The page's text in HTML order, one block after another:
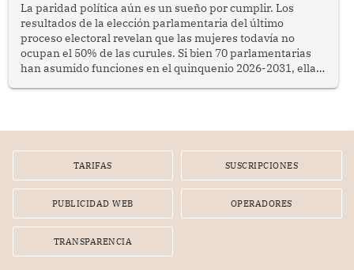
La paridad política aún es un sueño por cumplir. Los
resultados de la elección parlamentaria del último
proceso electoral revelan que las mujeres todavía no
ocupan el 50% de las curules. Si bien 70 parlamentarias
han asumido funciones en el quinquenio 2026-2031, ellas
TARIFAS SUSCRIPCIONES
PUBLICIDAD WEB OPERADORES
TRANSPARENCIA